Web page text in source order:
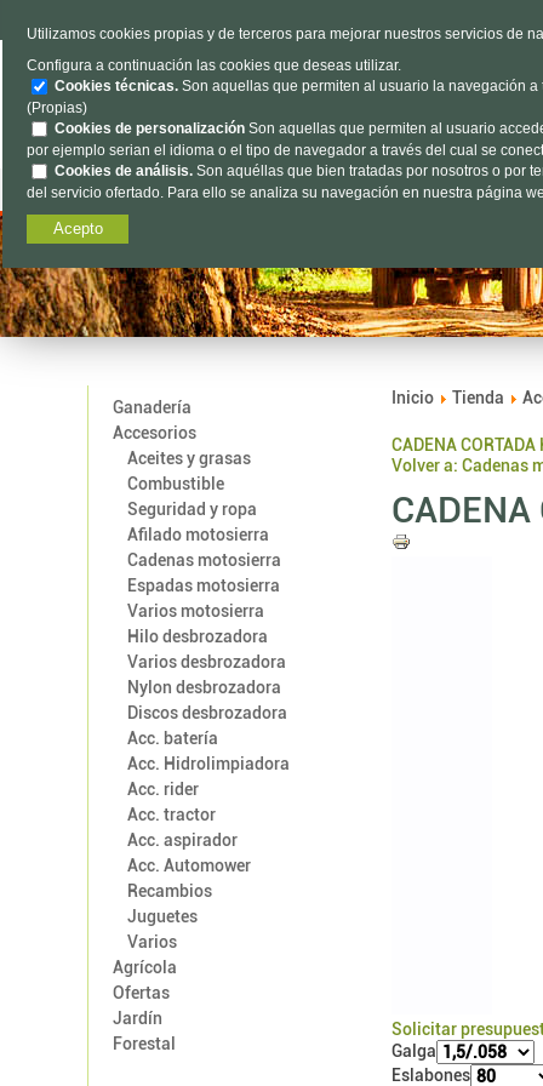
Ganadería Accesorios Agrícola
Ganadería
Accesorios
Aceites y grasas
Combustible
Seguridad y ropa
Afilado motosierra
Cadenas motosierra
Espadas motosierra
Varios motosierra
Hilo desbrozadora
Varios desbrozadora
Nylon desbrozadora
Discos desbrozadora
Acc. batería
Acc. Hidrolimpiadora
Acc. rider
Acc. tractor
Acc. aspirador
Acc. Automower
Recambios
Juguetes
Varios
Agrícola
Ofertas
Jardín
Forestal
Inicio Tienda
CADENA
Volver a: Cadenas
Solicitar
Galga
Eslabones
Utilizamos cookies propias y de terceros para mejorar nuestros servicios de
Configura a continuación las cookies que deseas utilizar.
Cookies técnicas. Son aquellas que permiten al usuario la navegación
(Propias)
Cookies de personalización Son aquellas que permiten al usuario
por ejemplo serian el idioma o el tipo de navegador a través del cual se
Cookies de análisis. Son aquéllas que bien tratadas por nosotros o por
del servicio ofertado. Para ello se analiza su navegación en nuestra página
Acepto